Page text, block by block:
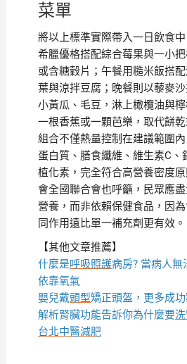
菜單
將以上標準實際帶入一日飲食
希臘優格搭配綜合莓果與一小
或含糖穀片；午餐用糙米飯搭
葉與涼拌豆腐；晚餐則以藜麥
小黃瓜、毛豆，淋上橄欖油與
一根香蕉或一顆芭樂，取代餅
組合不僅熱量控制在建議範圍
蛋白質、膳食纖維、維生素C、
植化素，完全符合高營養密度
會全國聯合會也呼籲，民眾應
營養，而非依賴保健食品，因
同作用遠比單一補充劑更有效。
【其他文章推薦】
什麼是呼吸照護病房? 當病人無
依靠氧氣
嬰兒戴頭型矯正頭盔，更多成
解析腎臟功能告訴你為什麼要
台北中醫減肥